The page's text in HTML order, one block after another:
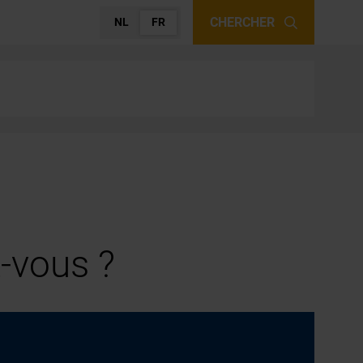
NL FR CHERCHER
?